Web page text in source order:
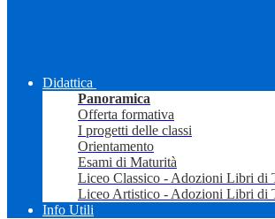
Didattica
Panoramica
Offerta formativa
I progetti delle classi
Orientamento
Esami di Maturità
Liceo Classico - Adozioni Libri di
Liceo Artistico - Adozioni Libri di
Info Utili